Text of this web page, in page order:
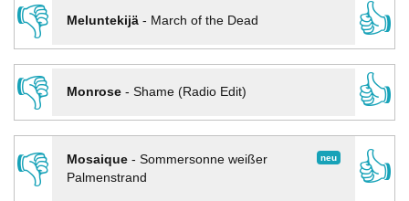
👎
Meluntekijä- March of the Dead
👍
👎
Monrose- Shame (Radio Edit)
👍
👎
neu
Mosaique- Sommersonne weißer
Palmenstrand
👍